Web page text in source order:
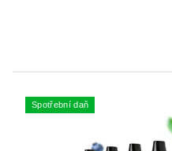
Spotřební daň